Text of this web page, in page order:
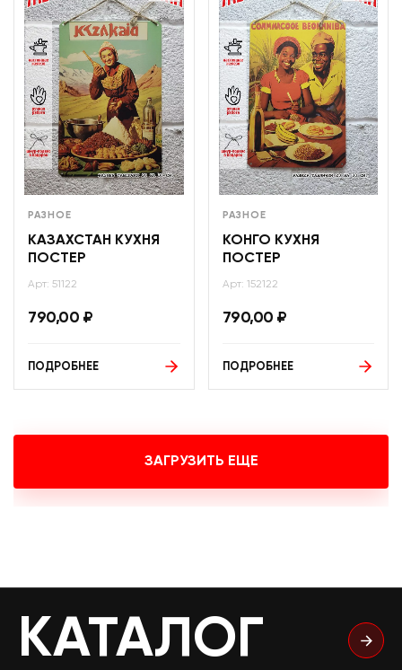
РАЗНОЕ
КАЗАХСТАН КУХНЯ
ПОСТЕР
Арт: 51122
790,00 ₽
ПОДРОБНЕЕ
РАЗНОЕ
КОНГО КУХНЯ
ПОСТЕР
Арт: 152122
790,00 ₽
ПОДРОБНЕЕ
ЗАГРУЗИТЬ ЕЩЕ
КАТАЛОГ